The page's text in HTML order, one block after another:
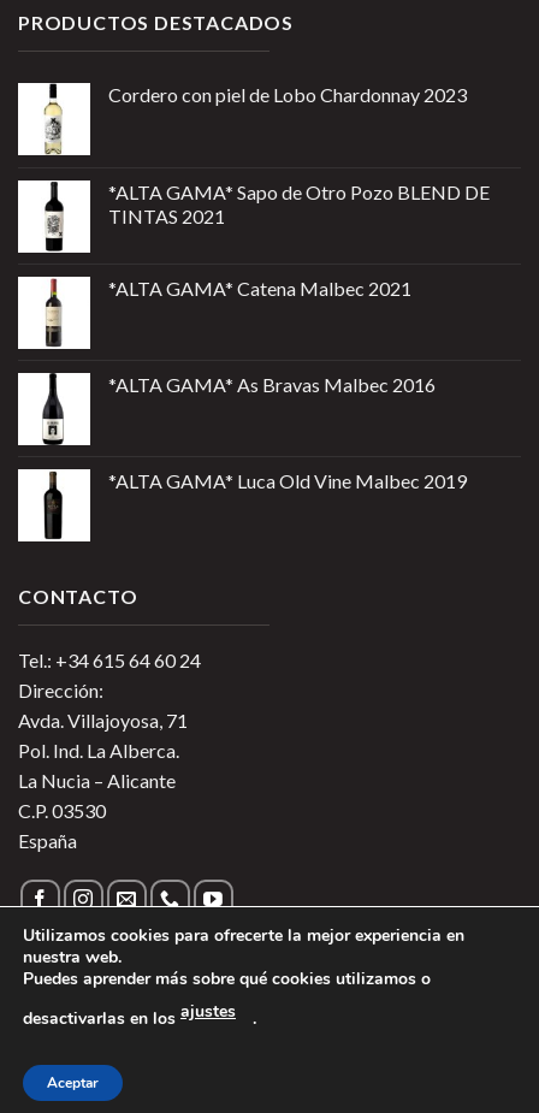
PRODUCTOS DESTACADOS
Cordero con piel de Lobo Chardonnay 2023
*ALTA GAMA* Sapo de Otro Pozo BLEND DE
TINTAS 2021
*ALTA GAMA* Catena Malbec 2021
*ALTA GAMA* As Bravas Malbec 2016
*ALTA GAMA* Luca Old Vine Malbec 2019
CONTACTO
Tel.: +34 615 64 60 24
Dirección:
Avda. Villajoyosa, 71
Pol. Ind. La Alberca.
La Nucia – Alicante
C.P. 03530
España
sobre las Cookies
Copyright 2026 ©
Utilizamos cookies para ofrecerte la mejor experiencia en
nuestra web.
Puedes aprender más sobre qué cookies utilizamos o
desactivarlas en los ajustes .
Aceptar